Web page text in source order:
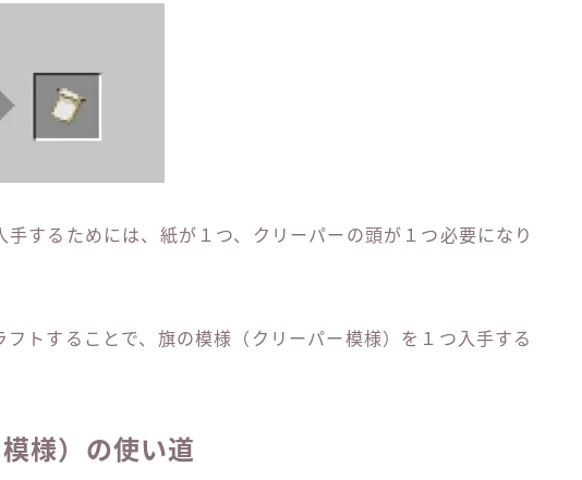
するためには、紙が１つ、クリーパーの頭が１つ必要になり
トすることで、旗の模様（クリーパー模様）を１つ入手する
様）の使い道